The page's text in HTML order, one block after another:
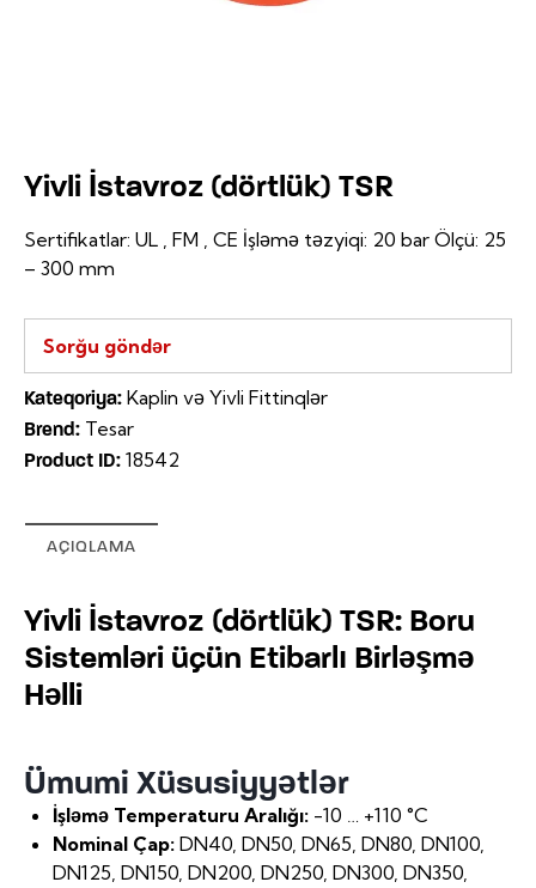
Yivli İstavroz (dörtlük) TSR
Sertifikatlar: UL , FM , CE İşləmə təzyiqi: 20 bar Ölçü: 25
– 300 mm
Sorğu göndər
Kateqoriya: Kaplin və Yivli Fittinqlər
Brend: Tesar
Product ID: 18542
AÇIQLAMA
Yivli İstavroz (dörtlük) TSR: Boru
Sistemləri üçün Etibarlı Birləşmə
Həlli
Ümumi Xüsusiyyətlər
İşləmə Temperaturu Aralığı: -10 … +110 °C
Nominal Çap: DN40, DN50, DN65, DN80, DN100,
DN125, DN150, DN200, DN250, DN300, DN350,